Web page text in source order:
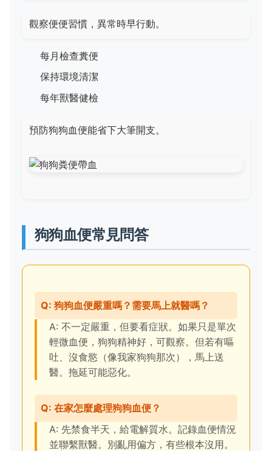
觀察便便習慣，異常時早行動。
每月檢查糞便
保持環境清潔
每年獸醫健檢
預防狗狗血便能省下大筆開支。
狗狗血便常見問答
Q: 狗狗血便嚴重嗎？需要馬上就醫嗎？
A: 不一定嚴重，但要看症狀。如果只是單次
輕微血便，狗狗精神好，可觀察。但若有嘔
吐、沒食慾（像我家狗狗那次），馬上送
醫。拖延可能惡化。
Q: 在家怎麼處理狗狗血便？
A: 先禁食半天，給電解質水。記錄血便情況
並聯繫獸醫。別亂用偏方，有些根本沒用。